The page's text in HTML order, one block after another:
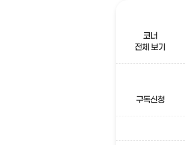
코너
전체 보기
구독신청